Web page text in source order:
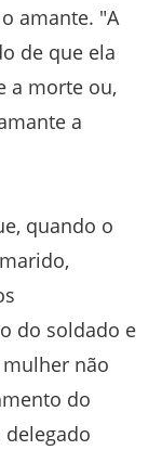
amante. "A
de que ela
a morte ou,
a
quando o
do soldado e
mulher não
do